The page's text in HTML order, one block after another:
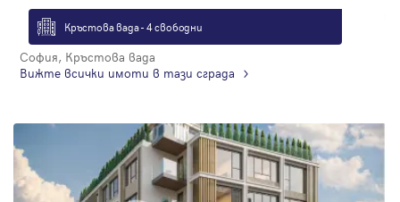
Кръстова вада - 4 свободни
София, Кръстова вада
Вижте всички имоти в тази сграда